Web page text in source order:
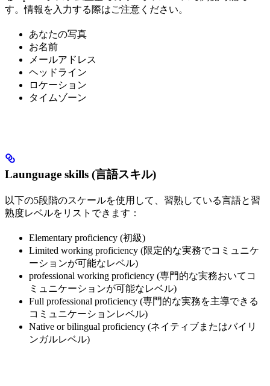
す。情報を入力する際はご注意ください。
あなたの写真
お名前
メールアドレス
ヘッドライン
ロケーション
タイムゾーン
Launguage skills (言語スキル)
以下の5段階のスケールを使用して、習熟している言語と習
熟度レベルをリストできます：
Elementary proficiency (初級)
Limited working proficiency (限定的な実務でコミュニケ
ーションが可能なレベル)
professional working proficiency (専門的な実務おいてコ
ミュニケーションが可能なレベル)
Full professional proficiency (専門的な実務を主導できる
コミュニケーションレベル)
Native or bilingual proficiency (ネイティブまたはバイリ
ンガルレベル)